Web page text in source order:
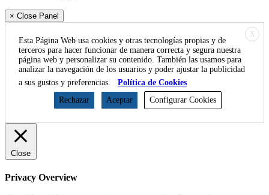
× Close Panel
X
Esta Página Web usa cookies y otras tecnologías propias y de
terceros para hacer funcionar de manera correcta y segura nuestra
página web y personalizar su contenido. También las usamos para
analizar la navegación de los usuarios y poder ajustar la publicidad
a sus gustos y preferencias.
Política de Cookies
Rechazar
Aceptar Configurar Cookies
Close
Privacy Overview